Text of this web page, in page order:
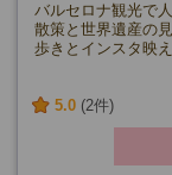
バルセロナ観光で
散策と世界遺産の
歩きとインスタ映
5.0 (2件)